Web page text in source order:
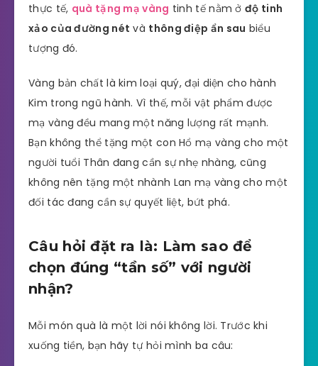
thực tế, quà tặng mạ vàng tinh tế nằm ởđộ tinh
xảo của đường nét và thông điệp ẩn sau biểu
tượng đó.
Vàng bản chất là kim loại quý, đại diện cho hành
Kim trong ngũ hành. Vì thế, mỗi vật phẩm được
mạ vàng đều mang một năng lượng rất mạnh.
Bạn không thể tặng một con Hổ mạ vàng cho một
người tuổi Thân đang cần sự nhẹ nhàng, cũng
không nên tặng một nhành Lan mạ vàng cho một
đối tác đang cần sự quyết liệt, bứt phá.
Câu hỏi đặt ra là: Làm sao để
chọn đúng “tần số” với người
nhận?
Mỗi món quà là một lời nói không lời. Trước khi
xuống tiền, bạn hãy tự hỏi mình ba câu: